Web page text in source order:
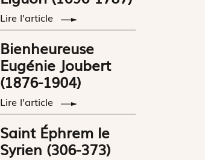
Lire l'article
Bienheureuse
Eugénie Joubert
(1876-1904)
Lire l'article
Saint Éphrem le
Syrien (306-373)